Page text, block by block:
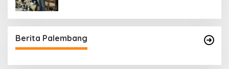
Berita Palembang